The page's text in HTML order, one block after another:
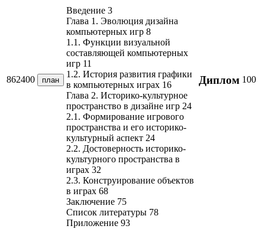
862400 план
Введение 3
Глава 1. Эволюция дизайна
компьютерных игр 8
1.1. Функции визуальной
составляющей компьютерных
игр 11
1.2. История развития графики
в компьютерных играх 16
Глава 2. Историко-культурное
пространство в дизайне игр 24
2.1. Формирование игрового
пространства и его историко-
культурный аспект 24
2.2. Достоверность историко-
культурного пространства в
играх 32
2.3. Конструирование объектов
в играх 68
Заключение 75
Список литературы 78
Приложение 93
Диплом 100